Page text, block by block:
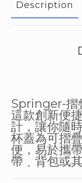
Description
Springer-摺
這款創新便
計，讓你隨
杯蓋為可摺
便，易於攜
帶 ﹑ 背包或